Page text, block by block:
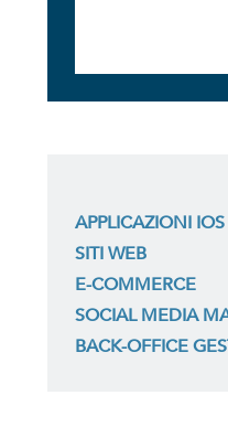
APPLICAZIONI
SITI WEB
E-COMMERCE
SOCIAL MEDIA
BACK-OFFICE